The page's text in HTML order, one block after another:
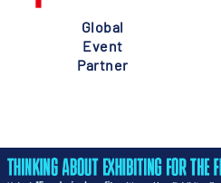
Global
Event
Partner